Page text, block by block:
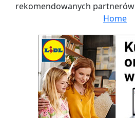
rekomendowanych partnerów
Home